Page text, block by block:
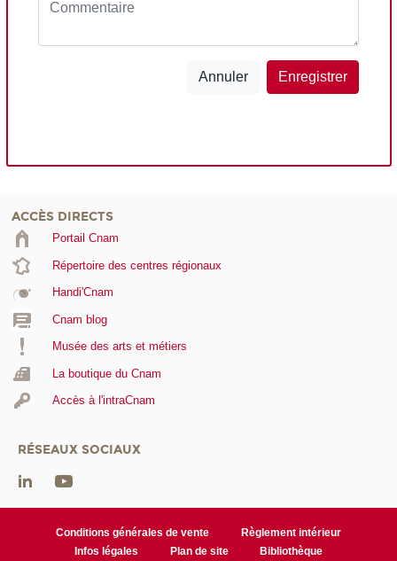
ACCÈS DIRECTS
Portail Cnam
Répertoire des centres régionaux
Handi'Cnam
Cnam blog
Musée des arts et métiers
La boutique du Cnam
Accès à l'intraCnam
RÉSEAUX SOCIAUX
Conditions générales de vente
Règlement intérieur
Infos légales
Plan de site Bibliothèque